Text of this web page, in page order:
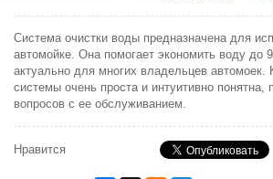
Система очистки воды предназначена для
автомойке. Она помогает экономить воду до
актуально для многих владельцев автомоек.
системы очень проста и интуитивно понятна,
вопросов с ее обслуживанием.
Нравится